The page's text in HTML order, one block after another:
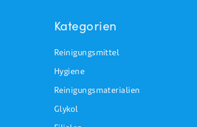
Kategorien
Reinigungsmittel
Hygiene
Reinigungsmaterialien
Glykol